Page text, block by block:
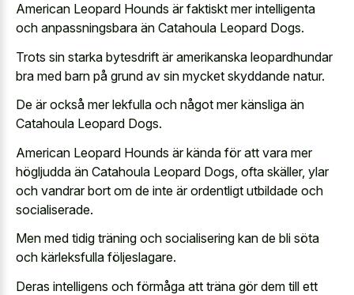
American Leopard Hounds är faktiskt mer intelligenta
och anpassningsbara än Catahoula Leopard Dogs.
Trots sin starka bytesdrift är amerikanska leopardhundar
bra med barn på grund av sin mycket skyddande natur.
De är också mer lekfulla och något mer känsliga än
Catahoula Leopard Dogs.
American Leopard Hounds är kända för att vara mer
högljudda än Catahoula Leopard Dogs, ofta skäller, ylar
och vandrar bort om de inte är ordentligt utbildade och
socialiserade.
Men med tidig träning och socialisering kan de bli söta
och kärleksfulla följeslagare.
Deras intelligens och förmåga att träna gör dem till ett